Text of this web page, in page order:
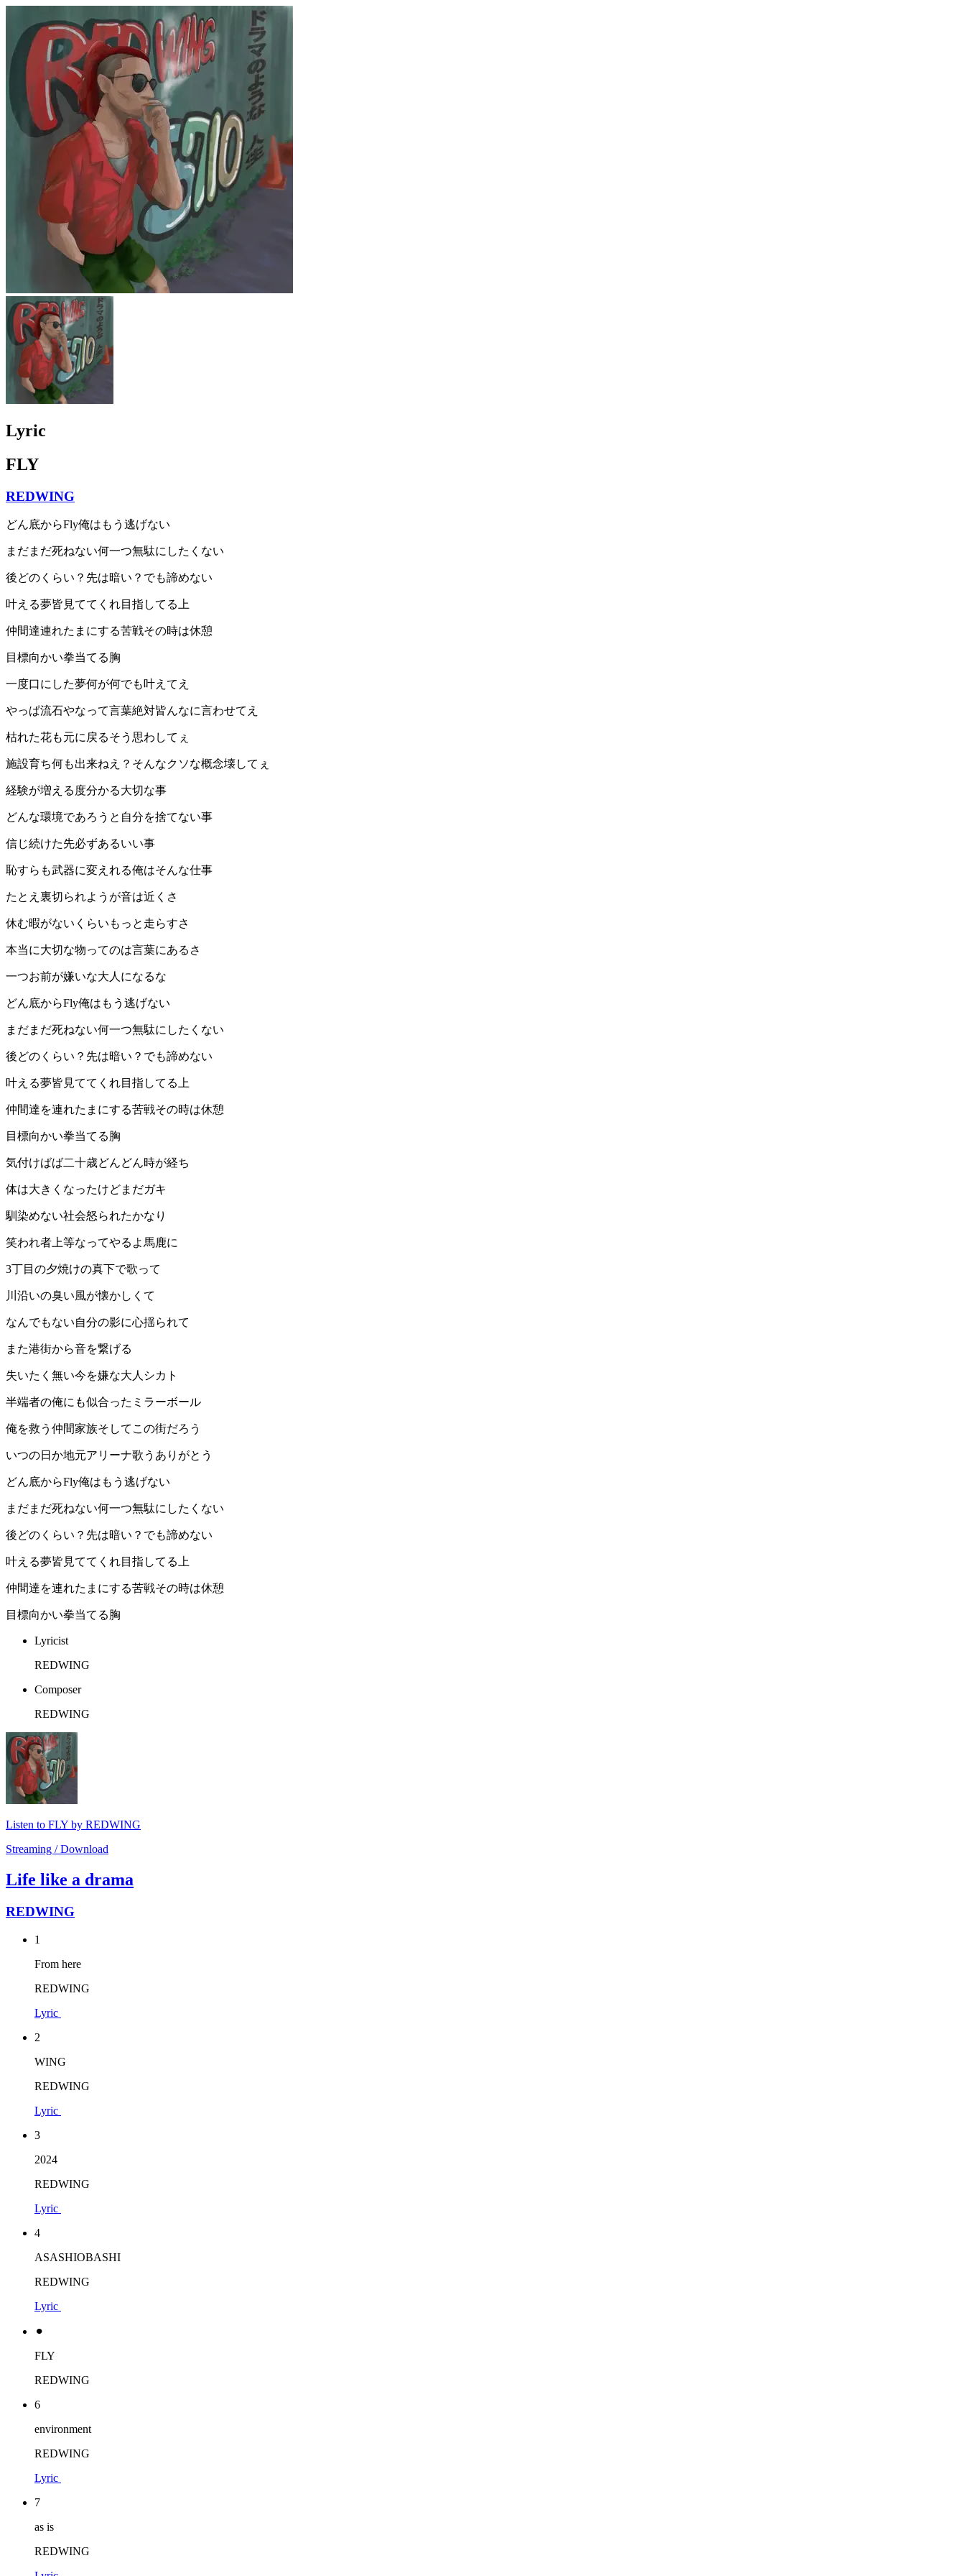
Lyric
FLY
REDWING
どん底からFly俺はもう逃げない
まだまだ死ねない何一つ無駄にしたくない
後どのくらい？先は暗い？でも諦めない
叶える夢皆見ててくれ目指してる上
仲間達連れたまにする苦戦その時は休憩
目標向かい拳当てる胸
一度口にした夢何が何でも叶えてえ
やっぱ流石やなって言葉絶対皆んなに言わせてえ
枯れた花も元に戻るそう思わしてぇ
施設育ち何も出来ねえ？そんなクソな概念壊してぇ
経験が増える度分かる大切な事
どんな環境であろうと自分を捨てない事
信じ続けた先必ずあるいい事
恥すらも武器に変えれる俺はそんな仕事
たとえ裏切られようが音は近くさ
休む暇がないくらいもっと走らすさ
本当に大切な物ってのは言葉にあるさ
一つお前が嫌いな大人になるな
どん底からFly俺はもう逃げない
まだまだ死ねない何一つ無駄にしたくない
後どのくらい？先は暗い？でも諦めない
叶える夢皆見ててくれ目指してる上
仲間達を連れたまにする苦戦その時は休憩
目標向かい拳当てる胸
気付けばば二十歳どんどん時が経ち
体は大きくなったけどまだガキ
馴染めない社会怒られたかなり
笑われ者上等なってやるよ馬鹿に
3丁目の夕焼けの真下で歌って
川沿いの臭い風が懐かしくて
なんでもない自分の影に心揺られて
また港街から音を繋げる
失いたく無い今を嫌な大人シカト
半端者の俺にも似合ったミラーボール
俺を救う仲間家族そしてこの街だろう
いつの日か地元アリーナ歌うありがとう
どん底からFly俺はもう逃げない
まだまだ死ねない何一つ無駄にしたくない
後どのくらい？先は暗い？でも諦めない
叶える夢皆見ててくれ目指してる上
仲間達を連れたまにする苦戦その時は休憩
目標向かい拳当てる胸
Lyricist
REDWING
Composer
REDWING
Listen to FLY by REDWING
Streaming / Download
Life like a drama
REDWING
1
From here
REDWING
Lyric
2
WING
REDWING
Lyric
3
2024
REDWING
Lyric
4
ASASHIOBASHI
REDWING
Lyric
⚫︎
FLY
REDWING
6
environment
REDWING
Lyric
7
as is
REDWING